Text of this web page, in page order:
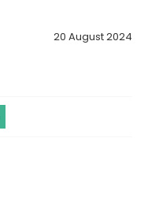
20 August 2024